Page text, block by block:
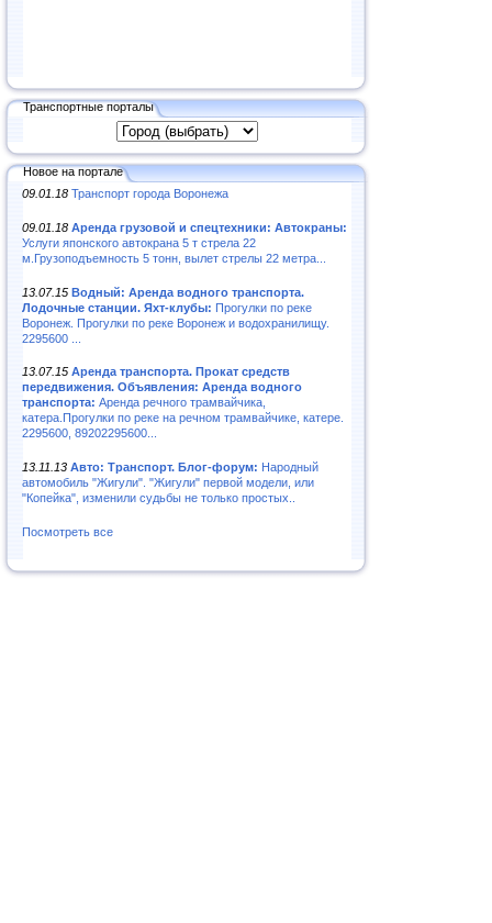
Транспортные порталы
Новое на портале
09.01.18 Транспорт города Воронежа
09.01.18 Аренда грузовой и спецтехники: Автокраны:
Услуги японского автокрана 5 т стрела 22
м.Грузоподъемность 5 тонн, вылет стрелы 22 метра...
13.07.15 Водный: Аренда водного транспорта.
Лодочные станции. Яхт-клубы: Прогулки по реке
Воронеж. Прогулки по реке Воронеж и водохранилищу.
2295600 ...
13.07.15 Аренда транспорта. Прокат средств
передвижения. Объявления: Аренда водного
транспорта: Аренда речного трамвайчика,
катера.Прогулки по реке на речном трамвайчике, катере.
2295600, 89202295600...
13.11.13 Авто: Транспорт. Блог-форум: Народный
автомобиль "Жигули". "Жигули" первой модели, или
"Копейка", изменили судьбы не только простых..
Посмотреть все